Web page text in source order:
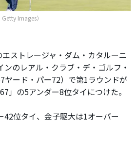
Images）
ストレージャ・ダム・カタルーニ
ンのレアル・クラブ・デ・ゴルフ・
ヤード・パー72）で第1ラウンドが
」の5アンダー8位タイにつけた。
位タイ、金子駆大は1オーバー